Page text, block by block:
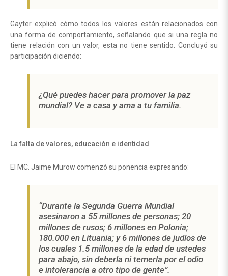
Gayter explicó cómo todos los valores están relacionados con
una forma de comportamiento, señalando que si una regla no
tiene relación con un valor, esta no tiene sentido. Concluyó su
participación diciendo:
¿Qué puedes hacer para promover la paz
mundial? Ve a casa y ama a tu familia.
La falta de valores, educación e identidad
El MC. Jaime Murow comenzó su ponencia expresando:
“Durante la Segunda Guerra Mundial
asesinaron a 55 millones de personas; 20
millones de rusos; 6 millones en Polonia;
180.000 en Lituania; y 6 millones de judíos de
los cuales 1.5 millones de la edad de ustedes
para abajo, sin deberla ni temerla por el odio
e intolerancia a otro tipo de gente”.